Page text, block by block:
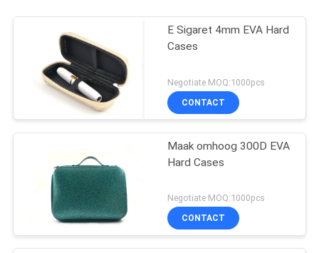
E Sigaret 4mm EVA Hard
Cases
Negotiate MOQ:1000pcs
CONTACT
Maak omhoog 300D EVA
Hard Cases
Negotiate MOQ:1000pcs
CONTACT